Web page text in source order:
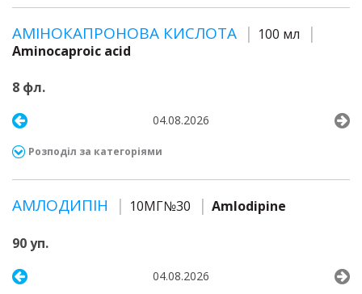
АМІНОКАПРОНОВА КИСЛОТА
100 мл
Aminocaproic acid
8 фл.
04.08.2026
Розподіл за категоріями
АМЛОДИПІН 10МГ№30 Amlodipine
90 уп.
04.08.2026